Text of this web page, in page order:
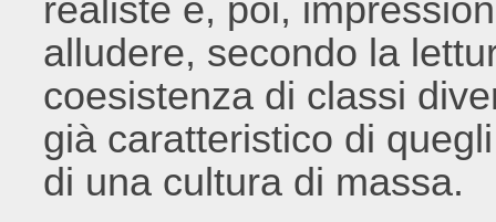
alludere, secondo la
coesistenza di classi
già caratteristico di
di una cultura di massa.